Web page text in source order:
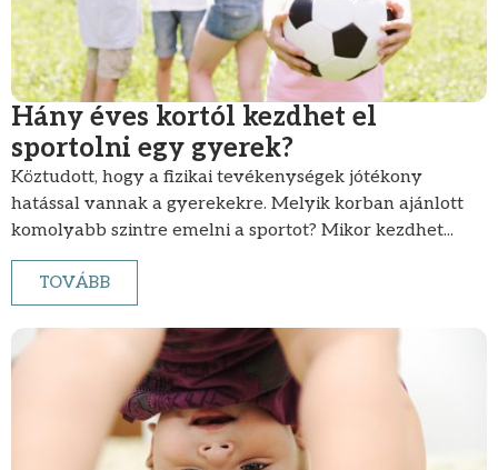
Hány éves kortól kezdhet el
sportolni egy gyerek?
Köztudott, hogy a fizikai tevékenységek jótékony
hatással vannak a gyerekekre. Melyik korban ajánlott
komolyabb szintre emelni a sportot? Mikor kezdhet...
TOVÁBB